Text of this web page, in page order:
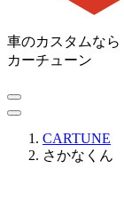
車のカスタムなら
カーチューン
CARTUNE
さかなくん